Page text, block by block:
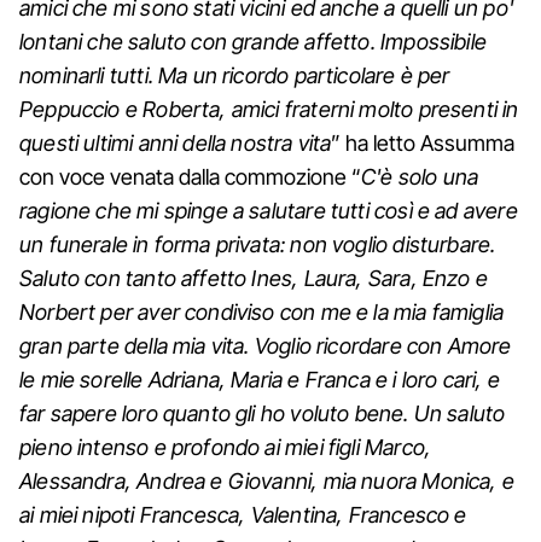
amici che mi sono stati vicini ed anche a quelli un po'
lontani che saluto con grande affetto. Impossibile
nominarli tutti. Ma un ricordo particolare è per
Peppuccio e Roberta, amici fraterni molto presenti in
questi ultimi anni della nostra vita” ha letto Assumma
con voce venata dalla commozione “C'è solo una
ragione che mi spinge a salutare tutti così e ad avere
un funerale in forma privata: non voglio disturbare.
Saluto con tanto affetto Ines, Laura, Sara, Enzo e
Norbert per aver condiviso con me e la mia famiglia
gran parte della mia vita. Voglio ricordare con Amore
le mie sorelle Adriana, Maria e Franca e i loro cari, e
far sapere loro quanto gli ho voluto bene. Un saluto
pieno intenso e profondo ai miei figli Marco,
Alessandra, Andrea e Giovanni, mia nuora Monica, e
ai miei nipoti Francesca, Valentina, Francesco e